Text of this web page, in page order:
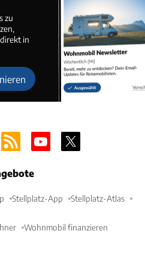
zu
in
Stellplatz-App Stellplatz-Atlas
Wohnmobil finanzieren